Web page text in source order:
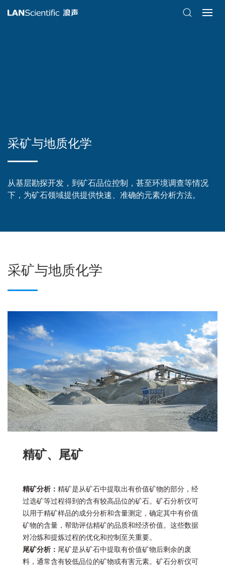
采矿与地质化学
从基层勘探开发，到矿石品位控制，甚至环境调查等情况
下，为矿石领域提供提供快速、准确的元素分析方法。
采矿与地质化学
精矿、尾矿
精矿分析： 精矿是从矿石中提取出有价值矿物的部分，经
过选矿等过程得到的含有较高品位的矿石。矿石分析仪可
以用于精矿样品的成分分析和含量测定，确定其中有价值
矿物的含量，帮助评估精矿的品质和经济价值。这些数据
对冶炼和提炼过程的优化和控制至关重要。
尾矿分析： 尾矿是从矿石中提取有价值矿物后剩余的废
料，通常含有较低品位的矿物或有害元素。矿石分析仪可